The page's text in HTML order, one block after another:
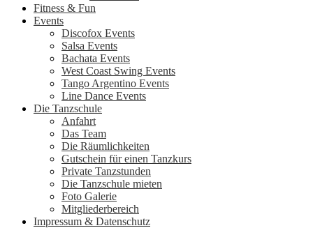
Fitness & Fun
Events
Discofox Events
Salsa Events
Bachata Events
West Coast Swing Events
Tango Argentino Events
Line Dance Events
Die Tanzschule
Anfahrt
Das Team
Die Räumlichkeiten
Gutschein für einen Tanzkurs
Private Tanzstunden
Die Tanzschule mieten
Foto Galerie
Mitgliederbereich
Impressum & Datenschutz